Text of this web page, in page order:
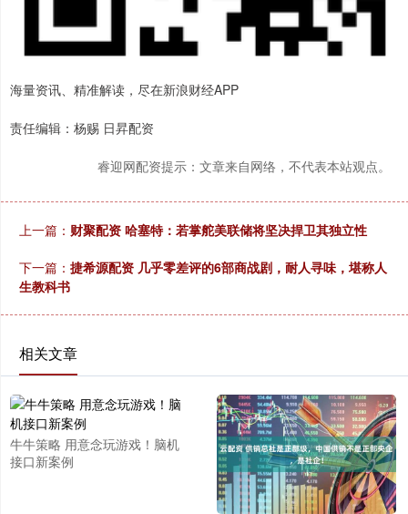
海量资讯、精准解读，尽在新浪财经APP
责任编辑：杨赐 日昇配资
睿迎网配资提示：文章来自网络，不代表本站观点。
上一篇： 财聚配资 哈塞特：若掌舵美联储将坚决捍卫其独立性
下一篇： 捷希源配资 几乎零差评的6部商战剧，耐人寻味，堪称人
生教科书
相关文章
牛牛策略 用意念玩游戏！脑机
接口新案例